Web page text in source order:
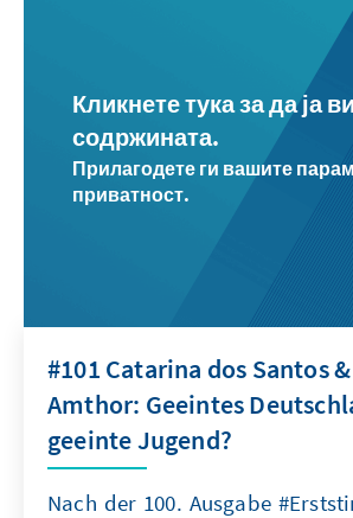
Кликнете тука за да ја
содржината.
Прилагодете ги вашите
приватност.
#101 Catarina dos Santos
Amthor: Geeintes
geeinte Jugend?
Nach der 100. Ausgabe